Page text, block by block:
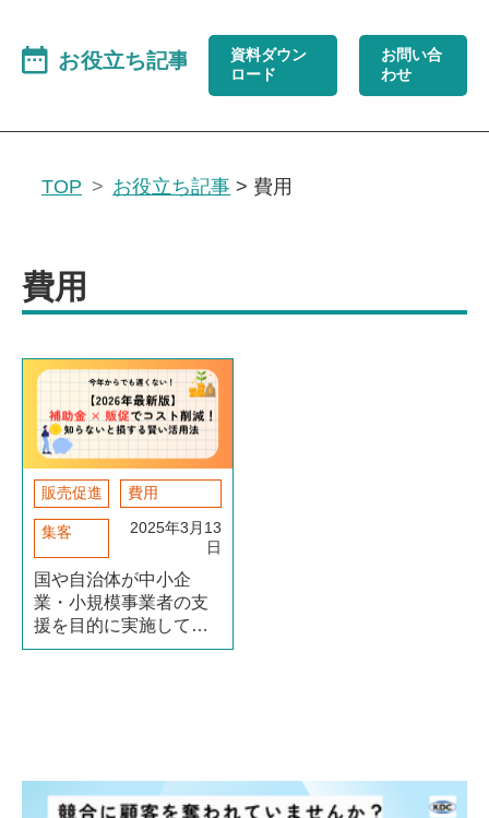
資料ダウン
ロード
お問い合
わせ
TOP お役立ち記事 > 費用
費用
販売促進 費用
集客
2025年3月13
日
国や自治体が中小企
業・小規模事業者の支
援を目的に実施してい
る補助金は、販促活動
自己負担を抑えながら
販路開拓を進められま